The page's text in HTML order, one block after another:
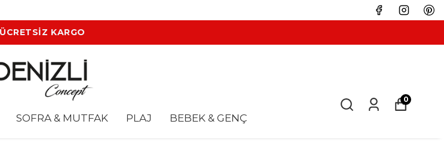
ÜCRETSİZ KARGO
SOFRA & MUTFAK PLAJ BEBEK & GENÇ
0